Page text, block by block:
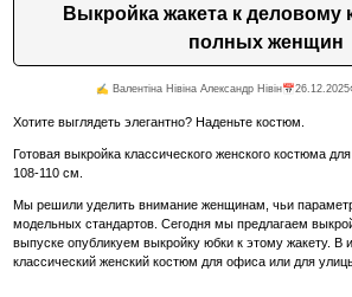
Выкройка жакета к деловому
полных женщин
✍️ Валентiна Нiвiна Александр Нiвiн📅26.12.2025
Хотите выглядеть элегантно? Наденьте костюм.
Готовая выкройка классического женского костюма
108-110 см.
Мы решили уделить внимание женщинам, чьи
модельных стандартов. Сегодня мы предлагаем
выпуске опубликуем выкройку юбки к этому жакету. В
классический женский костюм для офиса или для